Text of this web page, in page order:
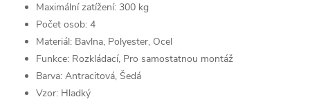
Maximální zatížení: 300 kg
Počet osob: 4
Materiál: Bavlna, Polyester, Ocel
Funkce: Rozkládací, Pro samostatnou montáž
Barva: Antracitová, Šedá
Vzor: Hladký